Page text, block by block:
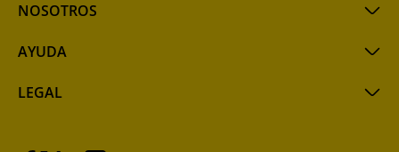
NOSOTROS
AYUDA
LEGAL